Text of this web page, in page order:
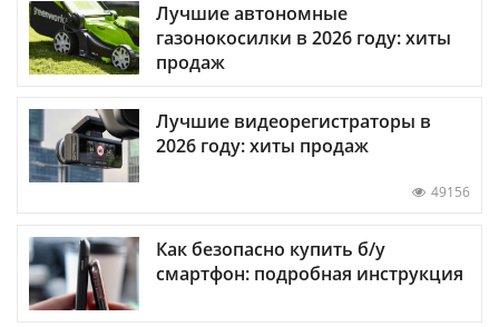
Лучшие автономные
газонокосилки в 2026 году: хиты
продаж
Лучшие видеорегистраторы в
2026 году: хиты продаж
49156
Как безопасно купить б/у
смартфон: подробная инструкция